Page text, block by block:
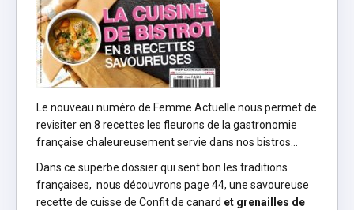
Le nouveau numéro de Femme Actuelle nous permet de
revisiter en 8 recettes les fleurons de la gastronomie
française chaleureusement servie dans nos bistros…
Dans ce superbe dossier qui sent bon les traditions
françaises, nous découvrons page 44, une savoureuse
recette de cuisse de Confit de canard et grenailles de